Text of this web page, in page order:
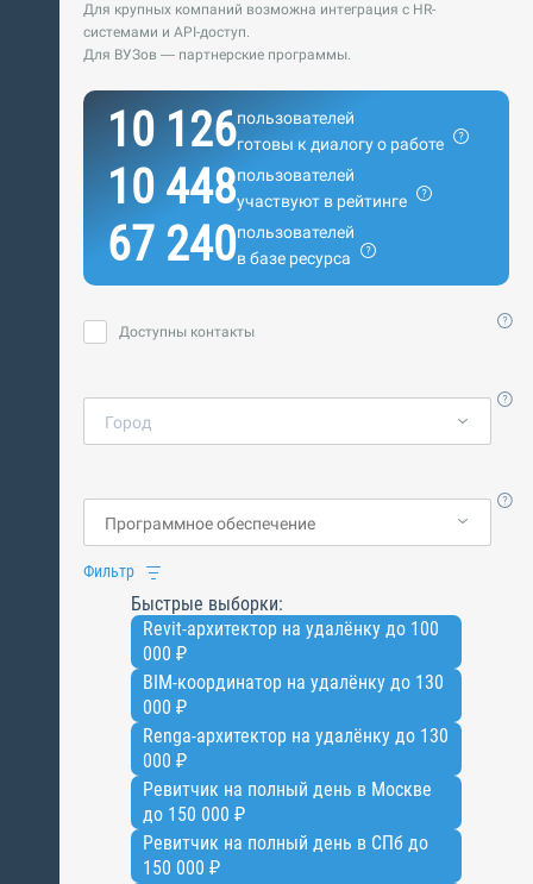
Для крупных компаний возможна интеграция с HR-
системами и API-доступ.
Для ВУЗов — партнерские программы.
10 126пользователей
готовы к диалогу о работе
10 448пользователей
участвуют в рейтинге
67 240пользователей
в базе ресурса
Доступны контакты
Город
Фильтр
Быстрые выборки:
Revit-архитектор на удалёнку до 100
000 ₽
BIM-координатор на удалёнку до 130
000 ₽
Renga-архитектор на удалёнку до 130
000 ₽
Ревитчик на полный день в Москве
до 150 000 ₽
Ревитчик на полный день в СПб до
150 000 ₽